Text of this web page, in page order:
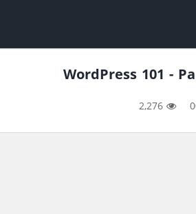
WordPress 101 -